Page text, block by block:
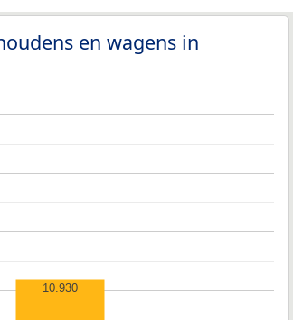
en wagens in
10.930